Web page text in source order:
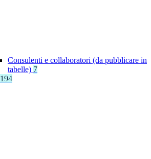
Consulenti e collaboratori (da pubblicare in
tabelle) 7
194